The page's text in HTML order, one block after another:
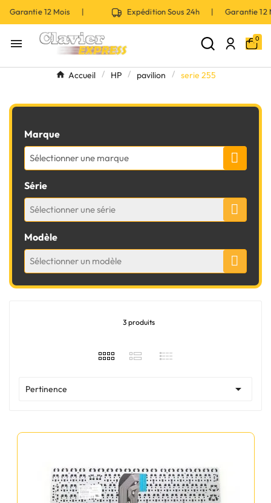
12 Mois | Expédition Sous 24h | Garantie
 0
Accueil HP pavilion serie 255
Marque
Sélectionner une marque
Série
Sélectionner une série
Modèle
Sélectionner un modèle
3 produits
Pertinence 